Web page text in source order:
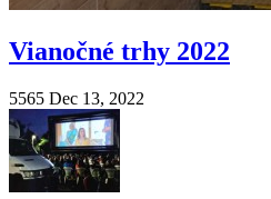
Vianočné trhy 2022
5565 Dec 13, 2022